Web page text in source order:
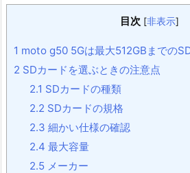
目次 [非表示]
1 moto g50 5Gは最大512GBまでの
2 SDカードを選ぶときの注意点
2.1 SDカードの種類
2.2 SDカードの規格
2.3 細かい仕様の確認
2.4 最大容量
2.5メーカー